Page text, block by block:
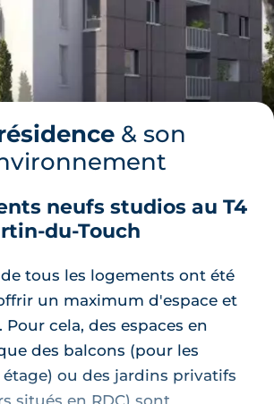
& son
neufs studios au T4
du-Touch
tous les logements ont été
un maximum d'espace et
cela, des espaces en
des balcons (pour les
ou des jardins privatifs
situés en RDC) sont